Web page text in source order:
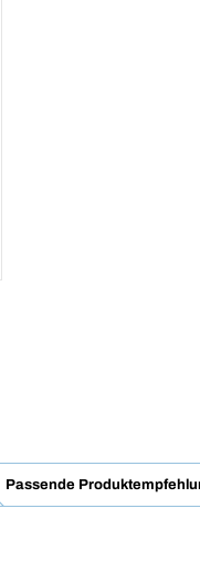
Passende